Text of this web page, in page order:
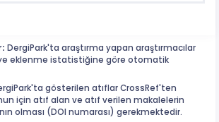
DergiPark'ta araştırma yapan araştırmacılar
eklenme istatistiğine göre otomatik
gösterilen atıflar CrossRef'ten
için atıf alan ve atıf verilen makalelerin
olması (DOI numarası) gerekmektedir.